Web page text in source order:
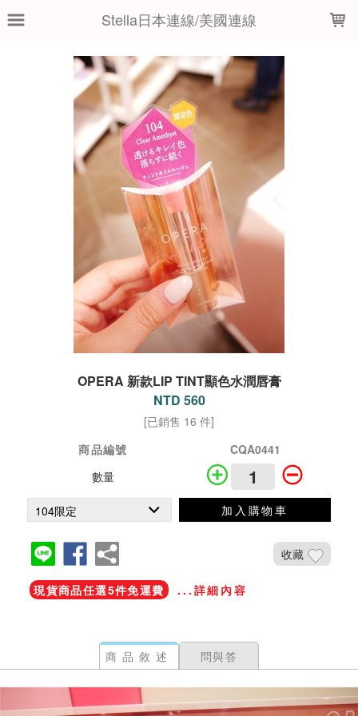
Stella日本連線/美國連線
OPERA 新款LIP TINT顯色水潤唇膏
NTD 560
[已銷售 16 件]
商品編號
CQA0441
數量
加入購物車
收藏
現貨商品任選5件免運費 ...詳細內容
商品敘述 問與答